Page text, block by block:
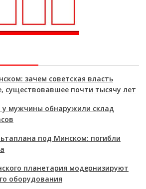
зачем советская власть
существовавшее почти тысячу лет
у мужчины обнаружили склад
под Минском: погибли
планетария модернизируют
оборудования